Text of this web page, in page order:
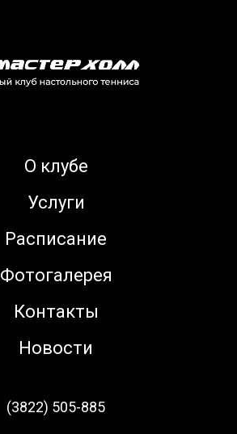
О клубе
Услуги
Расписание
Фотогалерея
Контакты
Новости
(3822) 505-885